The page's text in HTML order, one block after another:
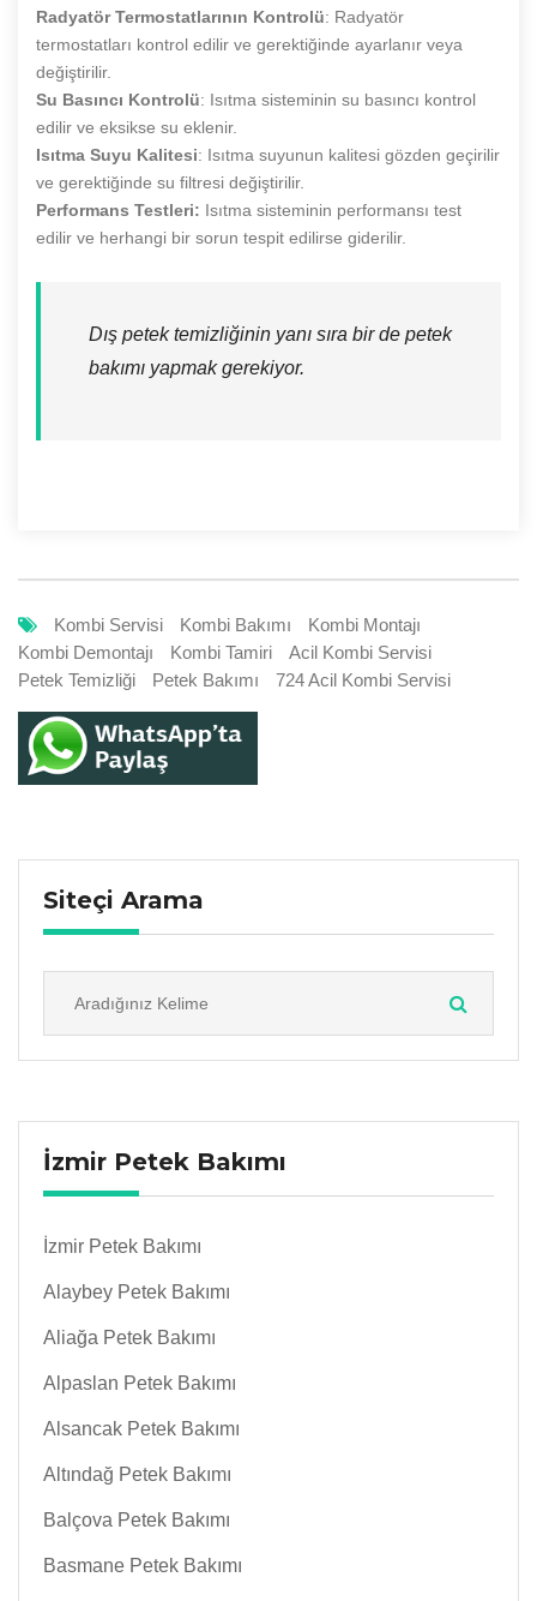
Radyatör Termostatlarının Kontrolü: Radyatör
termostatları kontrol edilir ve gerektiğinde ayarlanır veya
değiştirilir.
Su Basıncı Kontrolü: Isıtma sisteminin su basıncı kontrol
edilir ve eksikse su eklenir.
Isıtma Suyu Kalitesi: Isıtma suyunun kalitesi gözden geçirilir
ve gerektiğinde su filtresi değiştirilir.
Performans Testleri: Isıtma sisteminin performansı test
edilir ve herhangi bir sorun tespit edilirse giderilir.
Dış petek temizliğinin yanı sıra bir de petek
bakımı yapmak gerekiyor.
Kombi Servisi Kombi Bakımı
Kombi Montajı
Kombi Demontajı
Kombi Tamiri
Acil Kombi Servisi
Petek Temizliği
Petek Bakımı 724 Acil Kombi Servisi
Siteçi Arama
İzmir Petek Bakımı
İzmir Petek Bakımı
Alaybey Petek Bakımı
Aliağa Petek Bakımı
Alpaslan Petek Bakımı
Alsancak Petek Bakımı
Altındağ Petek Bakımı
Balçova Petek Bakımı
Basmane Petek Bakımı